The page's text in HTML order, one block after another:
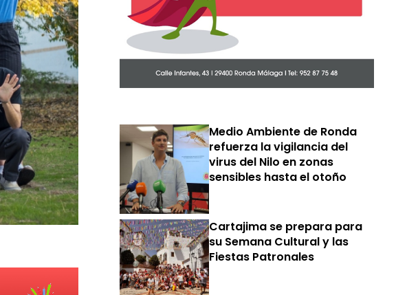
Medio Ambiente de Ronda
refuerza la vigilancia del
virus del Nilo en zonas
sensibles hasta el otoño
Cartajima se prepara para
su Semana Cultural y las
Fiestas Patronales